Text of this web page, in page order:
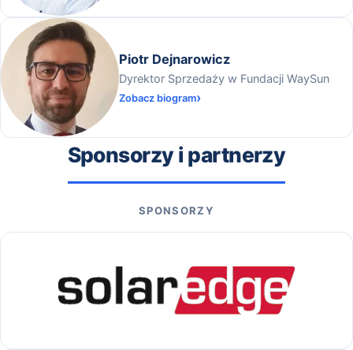
Piotr Dejnarowicz
Dyrektor Sprzedaży w Fundacji WaySun
Zobacz biogram
Sponsorzy i partnerzy
SPONSORZY